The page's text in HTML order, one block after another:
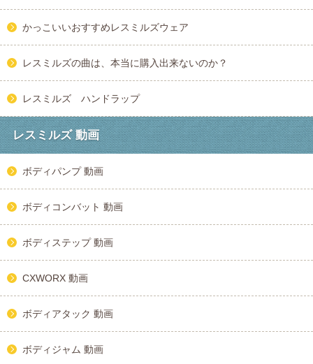
かっこいいおすすめレスミルズウェア
レスミルズの曲は、本当に購入出来ないのか？
レスミルズ ハンドラップ
レスミルズ 動画
ボディパンプ 動画
ボディコンバット 動画
ボディステップ 動画
CXWORX 動画
ボディアタック 動画
ボディジャム 動画